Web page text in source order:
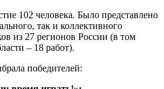
102 человека. Было представлено
так и коллективного
из 27 регионов России (в том
– 18 работ).
победителей: